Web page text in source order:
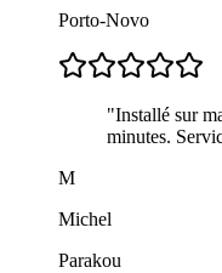
Porto-Novo
"Installé sur
minutes.
M
Michel
Parakou